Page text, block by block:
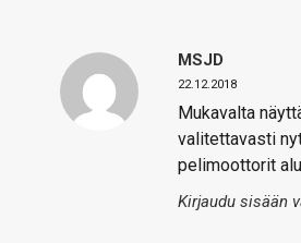
MSJD
22.12.2018
Mukavalta
valitettavasti
pelimoottorit
Kirjaudu sisään